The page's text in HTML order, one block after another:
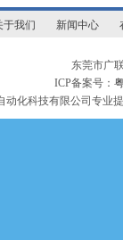
于我们 新闻中心
东莞市广
ICP备案号：
动化科技有限公司专业